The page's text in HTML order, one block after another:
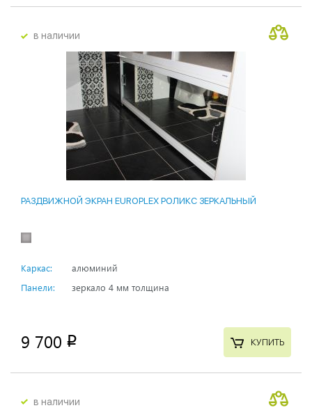
в наличии
РАЗДВИЖНОЙ ЭКРАН EUROPLEX РОЛИКС ЗЕРКАЛЬНЫЙ
Каркас:
алюминий
Панели:
зеркало 4 мм толщина
9 700 p КУПИТЬ
в наличии